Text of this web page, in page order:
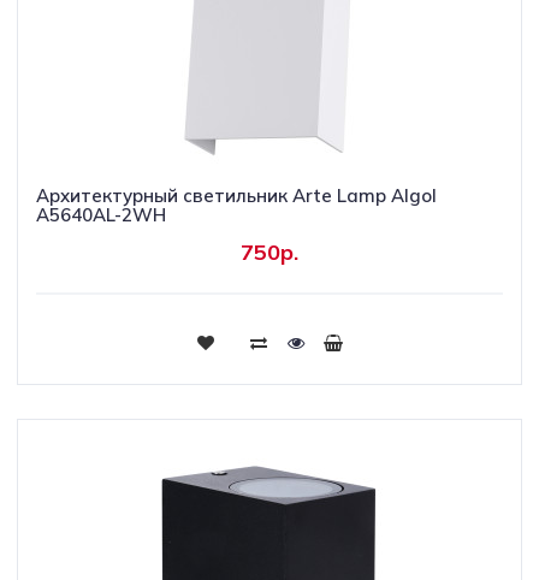
Архитектурный светильник Arte Lamp Algol
A5640AL-2WH
750р.
Купить